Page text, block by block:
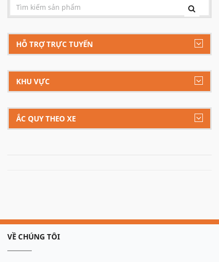
HỖ TRỢ TRỰC TUYẾN
KHU VỰC
ẮC QUY THEO XE
VỀ CHÚNG TÔI